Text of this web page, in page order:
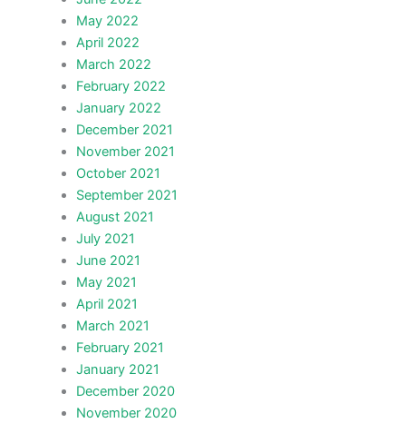
May 2022
April 2022
March 2022
February 2022
January 2022
December 2021
November 2021
October 2021
September 2021
August 2021
July 2021
June 2021
May 2021
April 2021
March 2021
February 2021
January 2021
December 2020
November 2020